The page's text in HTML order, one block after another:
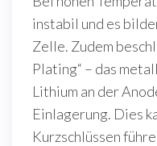
instabil und es
Zelle. Zudem
Plating“ – das
Lithium an der
Einlagerung. Dies
Kurzschlüssen